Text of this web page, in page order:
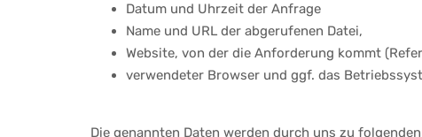
Datum und Uhrzeit der Anfrage
Name und URL der abgerufenen Datei,
Website, von der die Anforderung kommt
verwendeter Browser und ggf. das
Die genannten Daten werden durch uns zu